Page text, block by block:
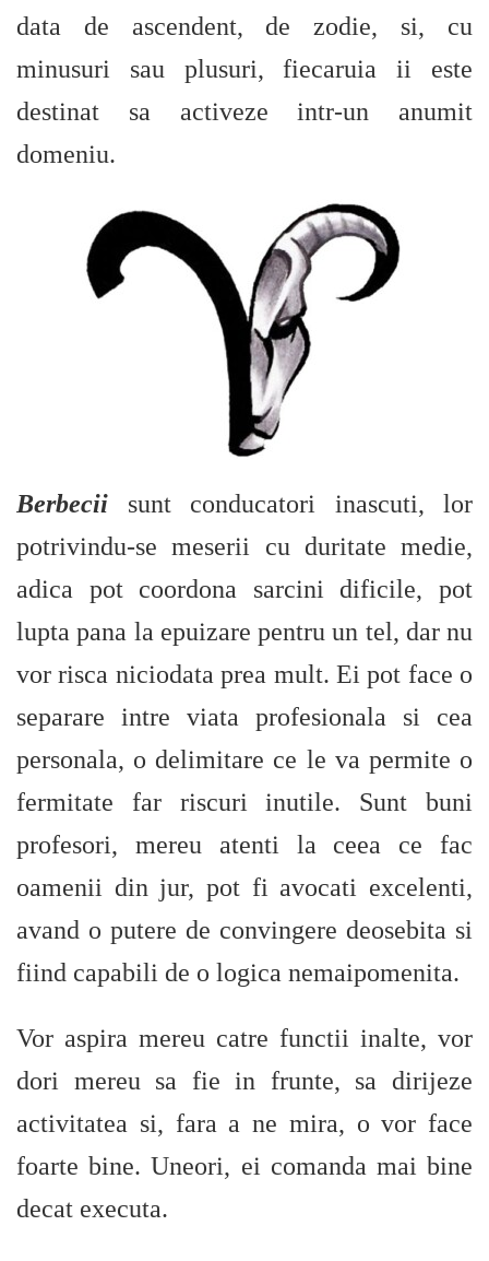
data de ascendent, de zodie, si, cu
minusuri sau plusuri, fiecaruia ii este
destinat sa activeze intr-un anumit
domeniu.
Berbecii sunt conducatori inascuti, lor
potrivindu-se meserii cu duritate medie,
adica pot coordona sarcini dificile, pot
lupta pana la epuizare pentru un tel, dar nu
vor risca niciodata prea mult. Ei pot face o
separare intre viata profesionala si cea
personala, o delimitare ce le va permite o
fermitate far riscuri inutile. Sunt buni
profesori, mereu atenti la ceea ce fac
oamenii din jur, pot fi avocati excelenti,
avand o putere de convingere deosebita si
fiind capabili de o logica nemaipomenita.
Vor aspira mereu catre functii inalte, vor
dori mereu sa fie in frunte, sa dirijeze
activitatea si, fara a ne mira, o vor face
foarte bine. Uneori, ei comanda mai bine
decat executa.